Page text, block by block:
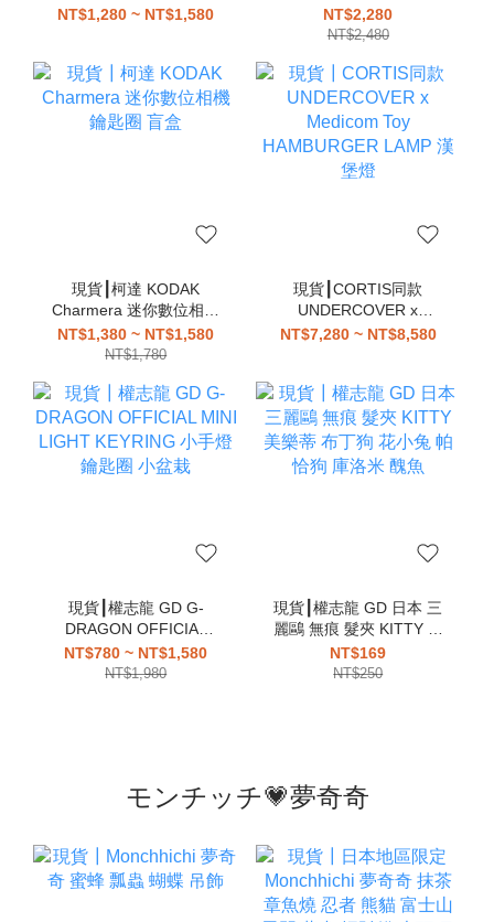
NT$1,280 ~ NT$1,580
奇 兩津勘吉 S 娃娃
NT$2,280
NT$2,480
現貨┃柯達 KODAK
Charmera 迷你數位相機
鑰匙圈 盲盒
NT$1,380 ~ NT$1,580
NT$1,780
現貨┃CORTIS同款
UNDERCOVER x
Medicom Toy
NT$7,280 ~ NT$8,580
現貨┃權志龍 GD G-
DRAGON OFFICIAL
MINI LIGHT KEYRING
小手燈 鑰匙圈 小盆栽
NT$780 ~ NT$1,580
NT$1,980
現貨┃權志龍 GD 日本 三
麗鷗 無痕 髮夾 KITTY 美
樂蒂 布丁狗 花小兔 帕恰
狗 庫洛米 醜魚
NT$169
NT$250
モンチッチ💗夢奇奇